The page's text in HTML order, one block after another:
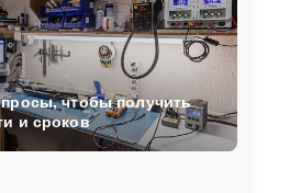
чтобы получить
и сроков